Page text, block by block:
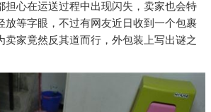
担心在运送过程中出现闪失，卖家也会特
放等字眼，不过有网友近日收到一个包裹
卖家竟然反其道而行，外包装上写出谜之